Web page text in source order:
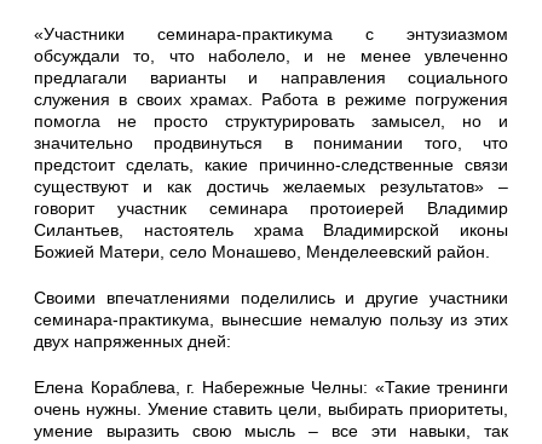
«Участники семинара-практикума с энтузиазмом
обсуждали то, что наболело, и не менее увлеченно
предлагали варианты и направления социального
служения в своих храмах. Работа в режиме погружения
помогла не просто структурировать замысел, но и
значительно продвинуться в понимании того, что
предстоит сделать, какие причинно-следственные связи
существуют и как достичь желаемых результатов» –
говорит участник семинара протоиерей Владимир
Силантьев, настоятель храма Владимирской иконы
Божией Матери, село Монашево, Менделеевский район.
Своими впечатлениями поделились и другие участники
семинара-практикума, вынесшие немалую пользу из этих
двух напряженных дней:
Елена Кораблева, г. Набережные Челны: «Такие тренинги
очень нужны. Умение ставить цели, выбирать приоритеты,
умение выразить свою мысль – все эти навыки, так